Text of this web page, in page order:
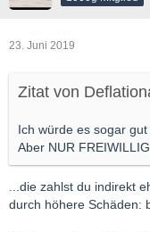
23. Juni 2019
Zitat von
Ich würde es sogar
Aber NUR
...die zahlst du indirekt
durch höhere Schäden: